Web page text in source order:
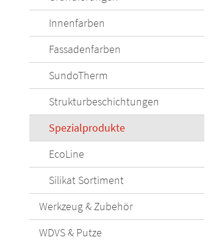
Innenfarben
Fassadenfarben
SundoTherm
Strukturbeschichtungen
Spezialprodukte
EcoLine
Silikat Sortiment
Werkzeug & Zubehör
WDVS & Putze